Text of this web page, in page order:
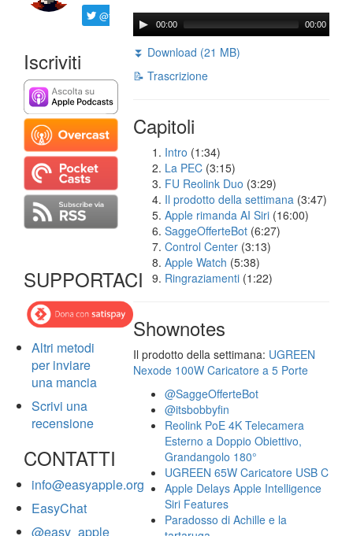
@ftrava
Iscriviti
SUPPORTACI
Altri metodi
per inviare
una mancia
Scrivi una
recensione
CONTATTI
info@easyapple.org
EasyChat
@easy_apple
00:00 00:00
⏬ Download (21 MB)
📝 Trascrizione
Capitoli
Intro (1:34)
La PEC (3:15)
FU Reolink Duo (3:29)
Il prodotto della settimana (3:47)
Apple rimanda AI Siri (16:00)
SaggeOfferteBot (6:27)
Control Center (3:13)
Apple Watch (5:38)
Ringraziamenti (1:22)
Shownotes
Il prodotto della settimana: UGREEN
Nexode 100W Caricatore a 5 Porte
@SaggeOfferteBot
@itsbobbyfin
Reolink PoE 4K Telecamera
Esterno a Doppio Obiettivo,
Grandangolo 180°
UGREEN 65W Caricatore USB C
Apple Delays Apple Intelligence
Siri Features
Paradosso di Achille e la